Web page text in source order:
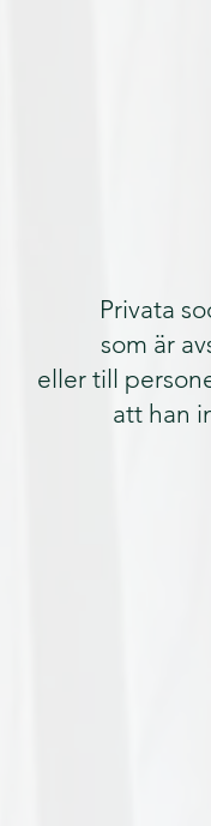
Privata
som är
eller till
att han